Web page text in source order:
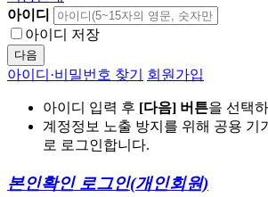
아이디
아이디 저장
다음
아이디·비밀번호 찾기 회원가입
아이디 입력 후 [다음] 버튼을 선택
계정정보 노출 방지를 위해 공용 기
로 로그인합니다.
본인확인 로그인(개인회원)